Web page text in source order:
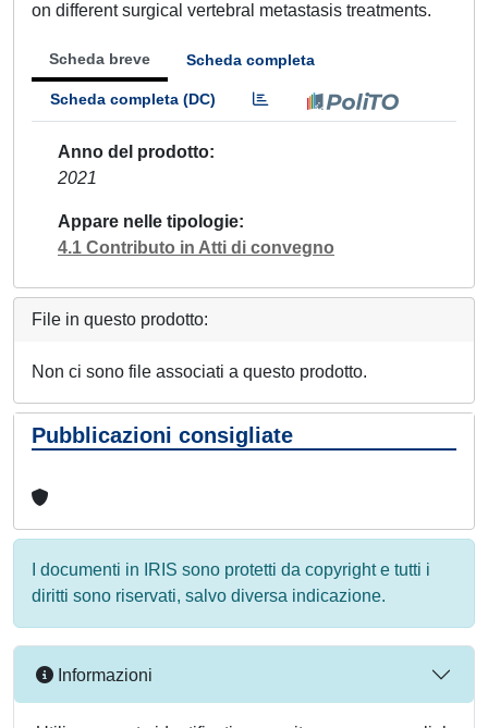
on different surgical vertebral metastasis treatments.
Scheda breve Scheda completa
Scheda completa (DC)
Anno del prodotto
2021
Appare nelle tipologie
4.1 Contributo in Atti di convegno
File in questo prodotto:
Non ci sono file associati a questo prodotto.
Pubblicazioni consigliate
I documenti in IRIS sono protetti da copyright e tutti i
diritti sono riservati, salvo diversa indicazione.
Informazioni